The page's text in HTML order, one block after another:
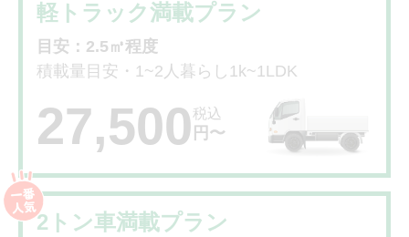
軽トラック満載プラン
目安：2.5㎥程度
積載量目安・1~2人暮らし1k~1LDK
27,500税込
円〜
2トン車満載プラン